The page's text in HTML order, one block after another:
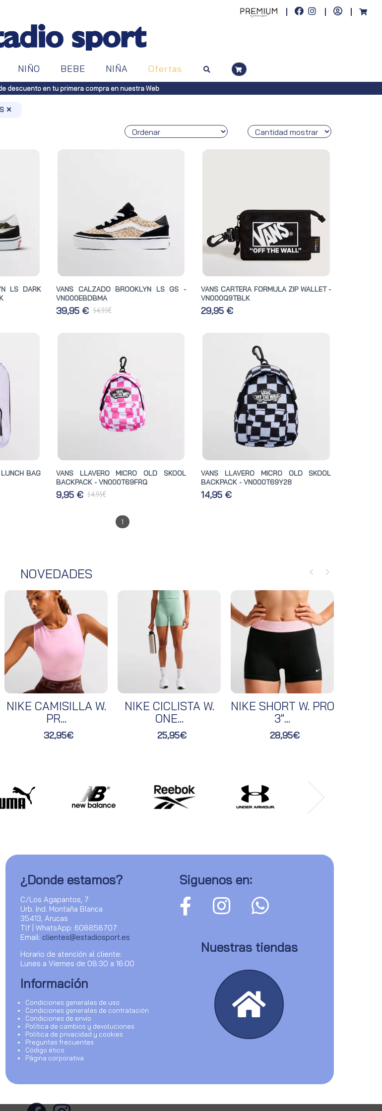
NIÑO BEBE NIÑA Ofertas
descuento en tu primera compra en nuestra Web
✕
LS DARK
VANS CALZADO BROOKLYN LS GS -
VN000EBDBMA
39,95 € 54,95€
VANS CARTERA FORMULA ZIP WALLET -
VN000Q9TBLK
29,95 €
BAG
VANS LLAVERO MICRO OLD SKOOL
BACKPACK - VN000T69FRQ
9,95 € 14,95€
VANS LLAVERO MICRO OLD SKOOL
BACKPACK - VN000T69Y28
14,95 €
1
NOVEDADES
NIKE CAMISILLA W.
PR...
32,95€
NIKE CICLISTA W.
ONE...
25,95€
NIKE SHORT W. PRO
3"...
28,95€
¿Donde estamos?
C/Los Agapantos, 7
Urb. Ind. Montaña Blanca
35413, Arucas
Tlf | WhatsApp: 608858707
Email: clientes@estadiosport.es
Horario de atención al cliente:
Lunes a Viernes de 08:30 a 16:00
Información
Condiciones generales de uso
Condiciones generales de contratación
Condiciones de envío
Política de cambios y devoluciones
Política de privacidad y cookies
Preguntas frecuentes
Código ético
Página corporativa
Siguenos en:
Nuestras tiendas